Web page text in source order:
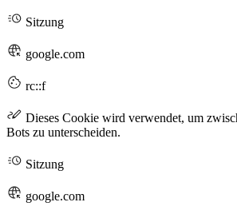
Sitzung
google.com
rc::f
Dieses Cookie wird verwendet, um
Bots zu unterscheiden.
Sitzung
google.com